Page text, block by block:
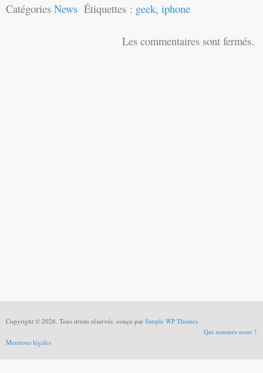
Catégories News Étiquettes : geek, iphone
Les commentaires sont fermés.
Copyright © 2026. Tous droits réservés. conçu par Simple WP Themes
Qui sommes nous ?
Mentions légales